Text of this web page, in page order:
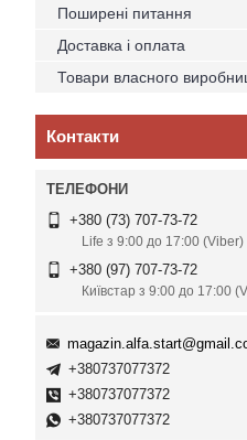
Поширені питання
Доставка і оплата
Товари власного
Контакти
+380 (73) 707-73-72
Life з 9:00 до 17:00 (Viber)
+380 (97) 707-73-72
Київстар з 9:00 до 17:00
+380737077372
+380737077372
+380737077372